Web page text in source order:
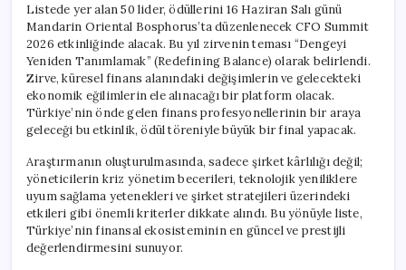
Listede yer alan 50 lider, ödüllerini 16 Haziran Salı günü
Mandarin Oriental Bosphorus’ta düzenlenecek CFO Summit
2026 etkinliğinde alacak. Bu yıl zirvenin teması “Dengeyi
Yeniden Tanımlamak” (Redefining Balance) olarak belirlendi.
Zirve, küresel finans alanındaki değişimlerin ve gelecekteki
ekonomik eğilimlerin ele alınacağı bir platform olacak.
Türkiye’nin önde gelen finans profesyonellerinin bir araya
geleceği bu etkinlik, ödül töreniyle büyük bir final yapacak.
Araştırmanın oluşturulmasında, sadece şirket kârlılığı değil;
yöneticilerin kriz yönetim becerileri, teknolojik yeniliklere
uyum sağlama yetenekleri ve şirket stratejileri üzerindeki
etkileri gibi önemli kriterler dikkate alındı. Bu yönüyle liste,
Türkiye’nin finansal ekosisteminin en güncel ve prestijli
değerlendirmesini sunuyor.